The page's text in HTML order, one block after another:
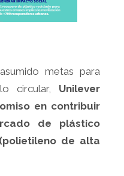
metas para
circular, Unilever
en contribuir
de plástico
de alta